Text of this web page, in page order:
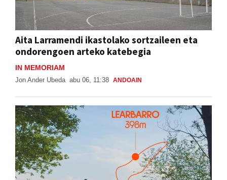
Aita Larramendi ikastolako sortzaileen eta
ondorengoen arteko katebegia
IN MEMORIAM
Jon Ander Ubeda abu 06, 11:38 ANDOAIN